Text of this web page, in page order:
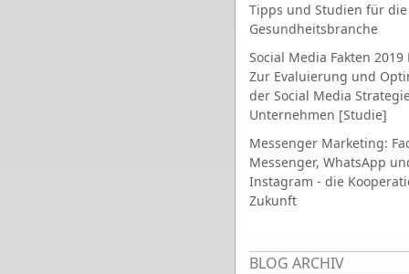
Tipps und Studien für die
Gesundheitsbranche
Social Media Fakten 2019
Zur Evaluierung und
der Social Media
Unternehmen [Studie]
Messenger Marketing:
Messenger, WhatsApp
Instagram - die
Zukunft
BLOG ARCHIV
Seiten